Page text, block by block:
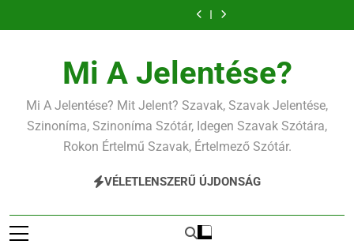
a
Mi A Jelentése?
Mi A Jelentése? Mit Jelent? Szavak, Szavak Jelentése,
Szinoníma, Szinoníma Szótár, Idegen Szavak Szótára,
Rokon Értelmű Szavak, Értelmező Szótár.
VÉLETLENSZERŰ ÚJDONSÁG